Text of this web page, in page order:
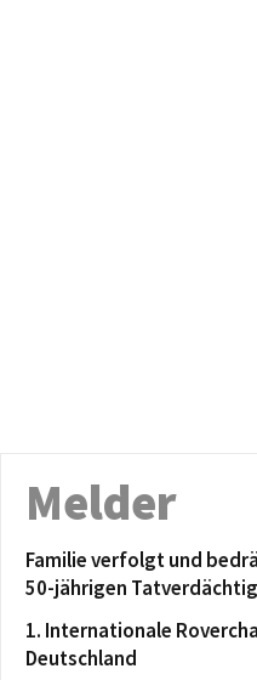
Melder
Familie verfolgt und
50-jährigen
1. Internationale
Deutschland